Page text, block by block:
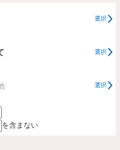
選択
選択
選択
を含まない